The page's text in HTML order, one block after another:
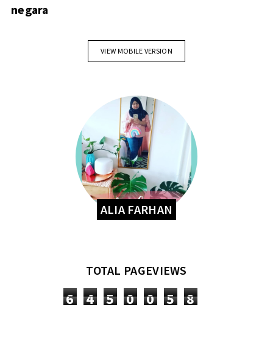
negara
VIEW MOBILE VERSION
ALIA FARHAN
TOTAL PAGEVIEWS
6 4 5 0 0 5 8